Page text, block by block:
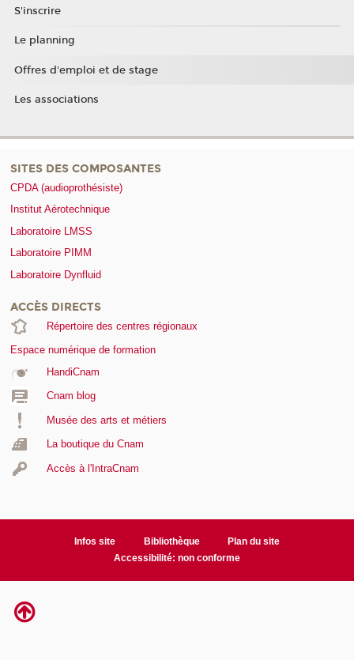
S'inscrire
Le planning
Offres d'emploi et de stage
Les associations
SITES DES COMPOSANTES
CPDA (audioprothésiste)
Institut Aérotechnique
Laboratoire LMSS
Laboratoire PIMM
Laboratoire Dynfluid
ACCÈS DIRECTS
Répertoire des centres régionaux
Espace numérique de formation
HandiCnam
Cnam blog
Musée des arts et métiers
La boutique du Cnam
Accès à l'IntraCnam
Infos site Bibliothèque
Plan du site
Accessibilité: non conforme